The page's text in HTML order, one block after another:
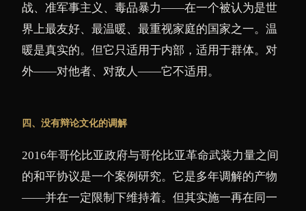
战、准军事主义、毒品暴力——在一个被认为是世
界上最友好、最温暖、最重视家庭的国家之一。温
暖是真实的。但它只适用于内部，适用于群体。对
外——对他者、对敌人——它不适用。
四、没有辩论文化的调解
2016年哥伦比亚政府与哥伦比亚革命武装力量之间
的和平协议是一个案例研究。它是多年调解的产物
——并在一定限制下维持着。但其实施一再在同一